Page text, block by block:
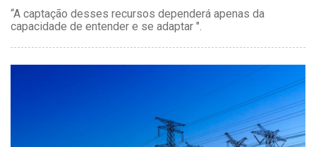
“A captação desses recursos dependerá apenas da
capacidade de entender e se adaptar ".